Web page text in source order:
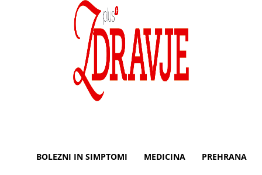
BOLEZNI IN SIMPTOMI MEDICINA PREHRANA